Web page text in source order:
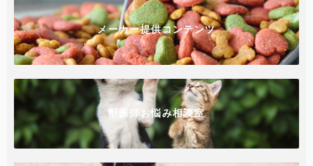
メーカー提供コンテンツ
獣医師お悩み相談室